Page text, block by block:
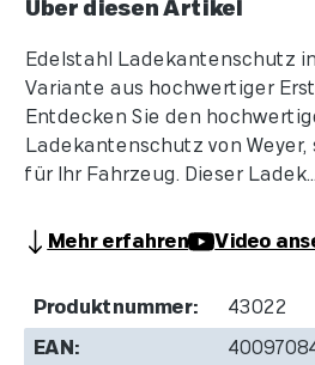
Über diesen Artikel
Edelstahl Ladekantenschutz
Variante aus hochwertiger
Entdecken Sie den
Ladekantenschutz von
für Ihr Fahrzeug. Dieser Ladek...
Mehr erfahren Video
Produktnummer: 43022
EAN: